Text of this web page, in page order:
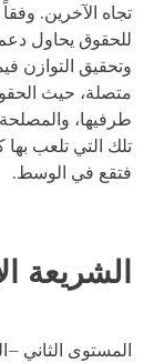
تجاه الآخرين.
للحقوق يحاول
وتحقيق التوازن
متصلة، حيث
طرفيها،
تلك التي تلعب
فتقع في الوسط.
الشريعة
المستوى الثاني